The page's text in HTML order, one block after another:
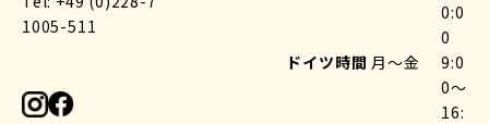
1005-511
0:0
0
ドイツ時間 月〜金
9:0
0〜
16: